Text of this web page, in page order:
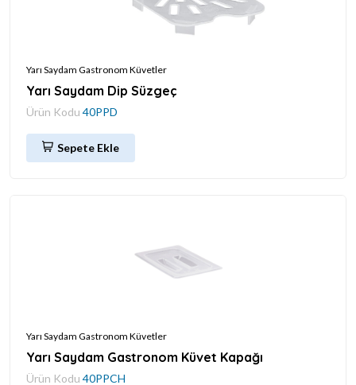
Yarı Saydam Gastronom Küvetler
Yarı Saydam Dip Süzgeç
Ürün Kodu 40PPD
Sepete Ekle
Yarı Saydam Gastronom Küvetler
Yarı Saydam Gastronom Küvet Kapağı
Ürün Kodu 40PPCH